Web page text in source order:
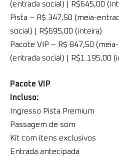
(entrada social) | R$645,00
Pista – R$ 347,50 (meia-
social) | R$695,00 (inteira)
Pacote VIP – R$ 847,50
(entrada social) | R$1.195,00
Pacote VIP
Incluso:
Ingresso Pista Premium
Passagem de som
Kit com itens exclusivos
Entrada antecipada